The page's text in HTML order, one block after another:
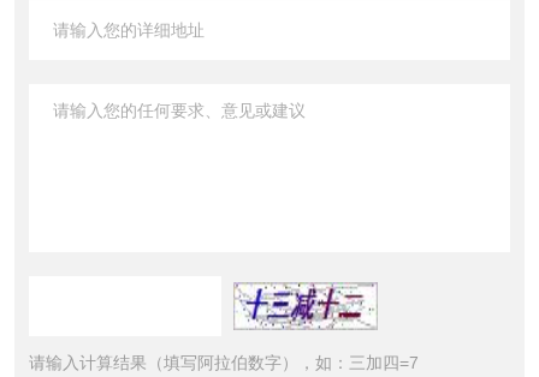
请输入计算结果（填写阿拉伯数字），如：三加四=7